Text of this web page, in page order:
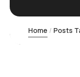
Home Posts